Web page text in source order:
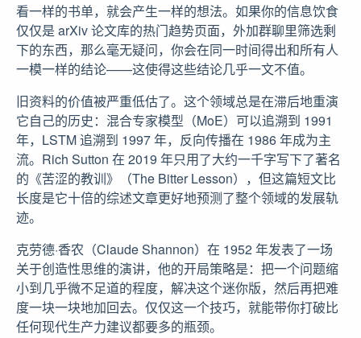
看一样的书单，就会产生一样的想法。如果你的信息饮食
仅仅是 arXiv 论文库的热门趋势页面，外加群聊里筛选剩
下的东西，那么毫无疑问，你会在同一时间得出和所有人
一模一样的结论——这使得这些结论几乎一文不值。
旧资料的价值被严重低估了。这个领域总是在滞后地重演
它自己的历史：混合专家模型（MoE）可以追溯到 1991
年，LSTM 追溯到 1997 年，反向传播在 1986 年成为主
流。Rich Sutton 在 2019 年只用了大约一千字写下了著名
的《苦涩的教训》（The Bitter Lesson），但这篇短文比
长度是它十倍的综述文章更好地预测了整个领域的发展轨
迹。
克劳德·香农（Claude Shannon）在 1952 年发表了一场
关于创造性思维的演讲，他的开局策略是：把一个问题缩
小到几乎微不足道的程度，解决这个迷你版，然后再把难
度一块一块地加回去。仅仅这一个技巧，就能带你打破比
任何现代生产力建议都要多的瓶颈。